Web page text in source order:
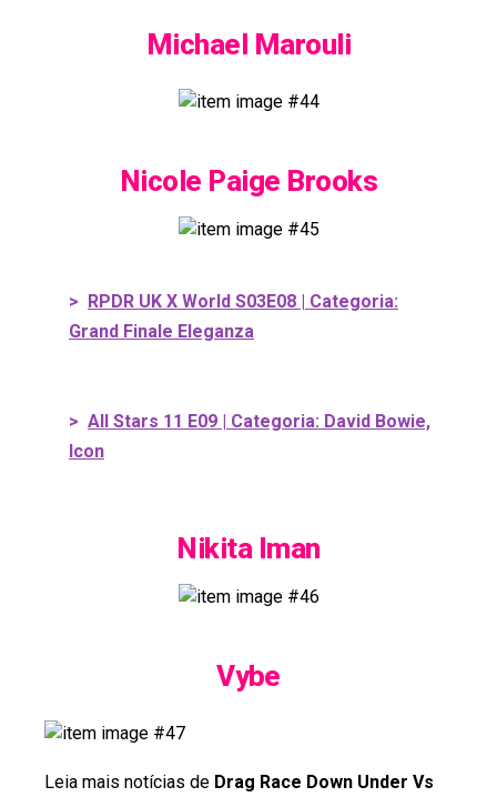
Michael Marouli
Nicole Paige Brooks
> RPDR UK X World S03E08 | Categoria:
Grand Finale Eleganza
> All Stars 11 E09 | Categoria: David Bowie,
Icon
Nikita Iman
Vybe
Leia mais notícias de Drag Race Down Under Vs